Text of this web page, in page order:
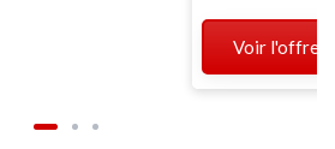
Voir l'offre